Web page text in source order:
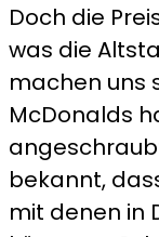
Doch die
was die
machen uns
McDonalds
bekannt,
mit denen in